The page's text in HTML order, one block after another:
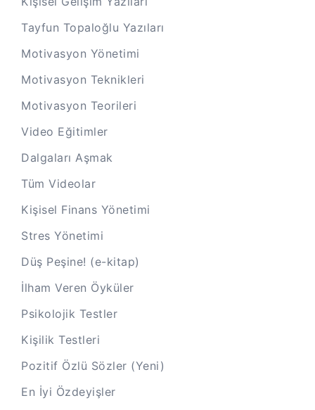
Tayfun Topaloğlu Yazıları
Motivasyon Yönetimi
Motivasyon Teknikleri
Motivasyon Teorileri
Video Eğitimler
Dalgaları Aşmak
Tüm Videolar
Kişisel Finans Yönetimi
Stres Yönetimi
Düş Peşine! (e-kitap)
İlham Veren Öyküler
Psikolojik Testler
Kişilik Testleri
Pozitif Özlü Sözler (Yeni)
En İyi Özdeyişler